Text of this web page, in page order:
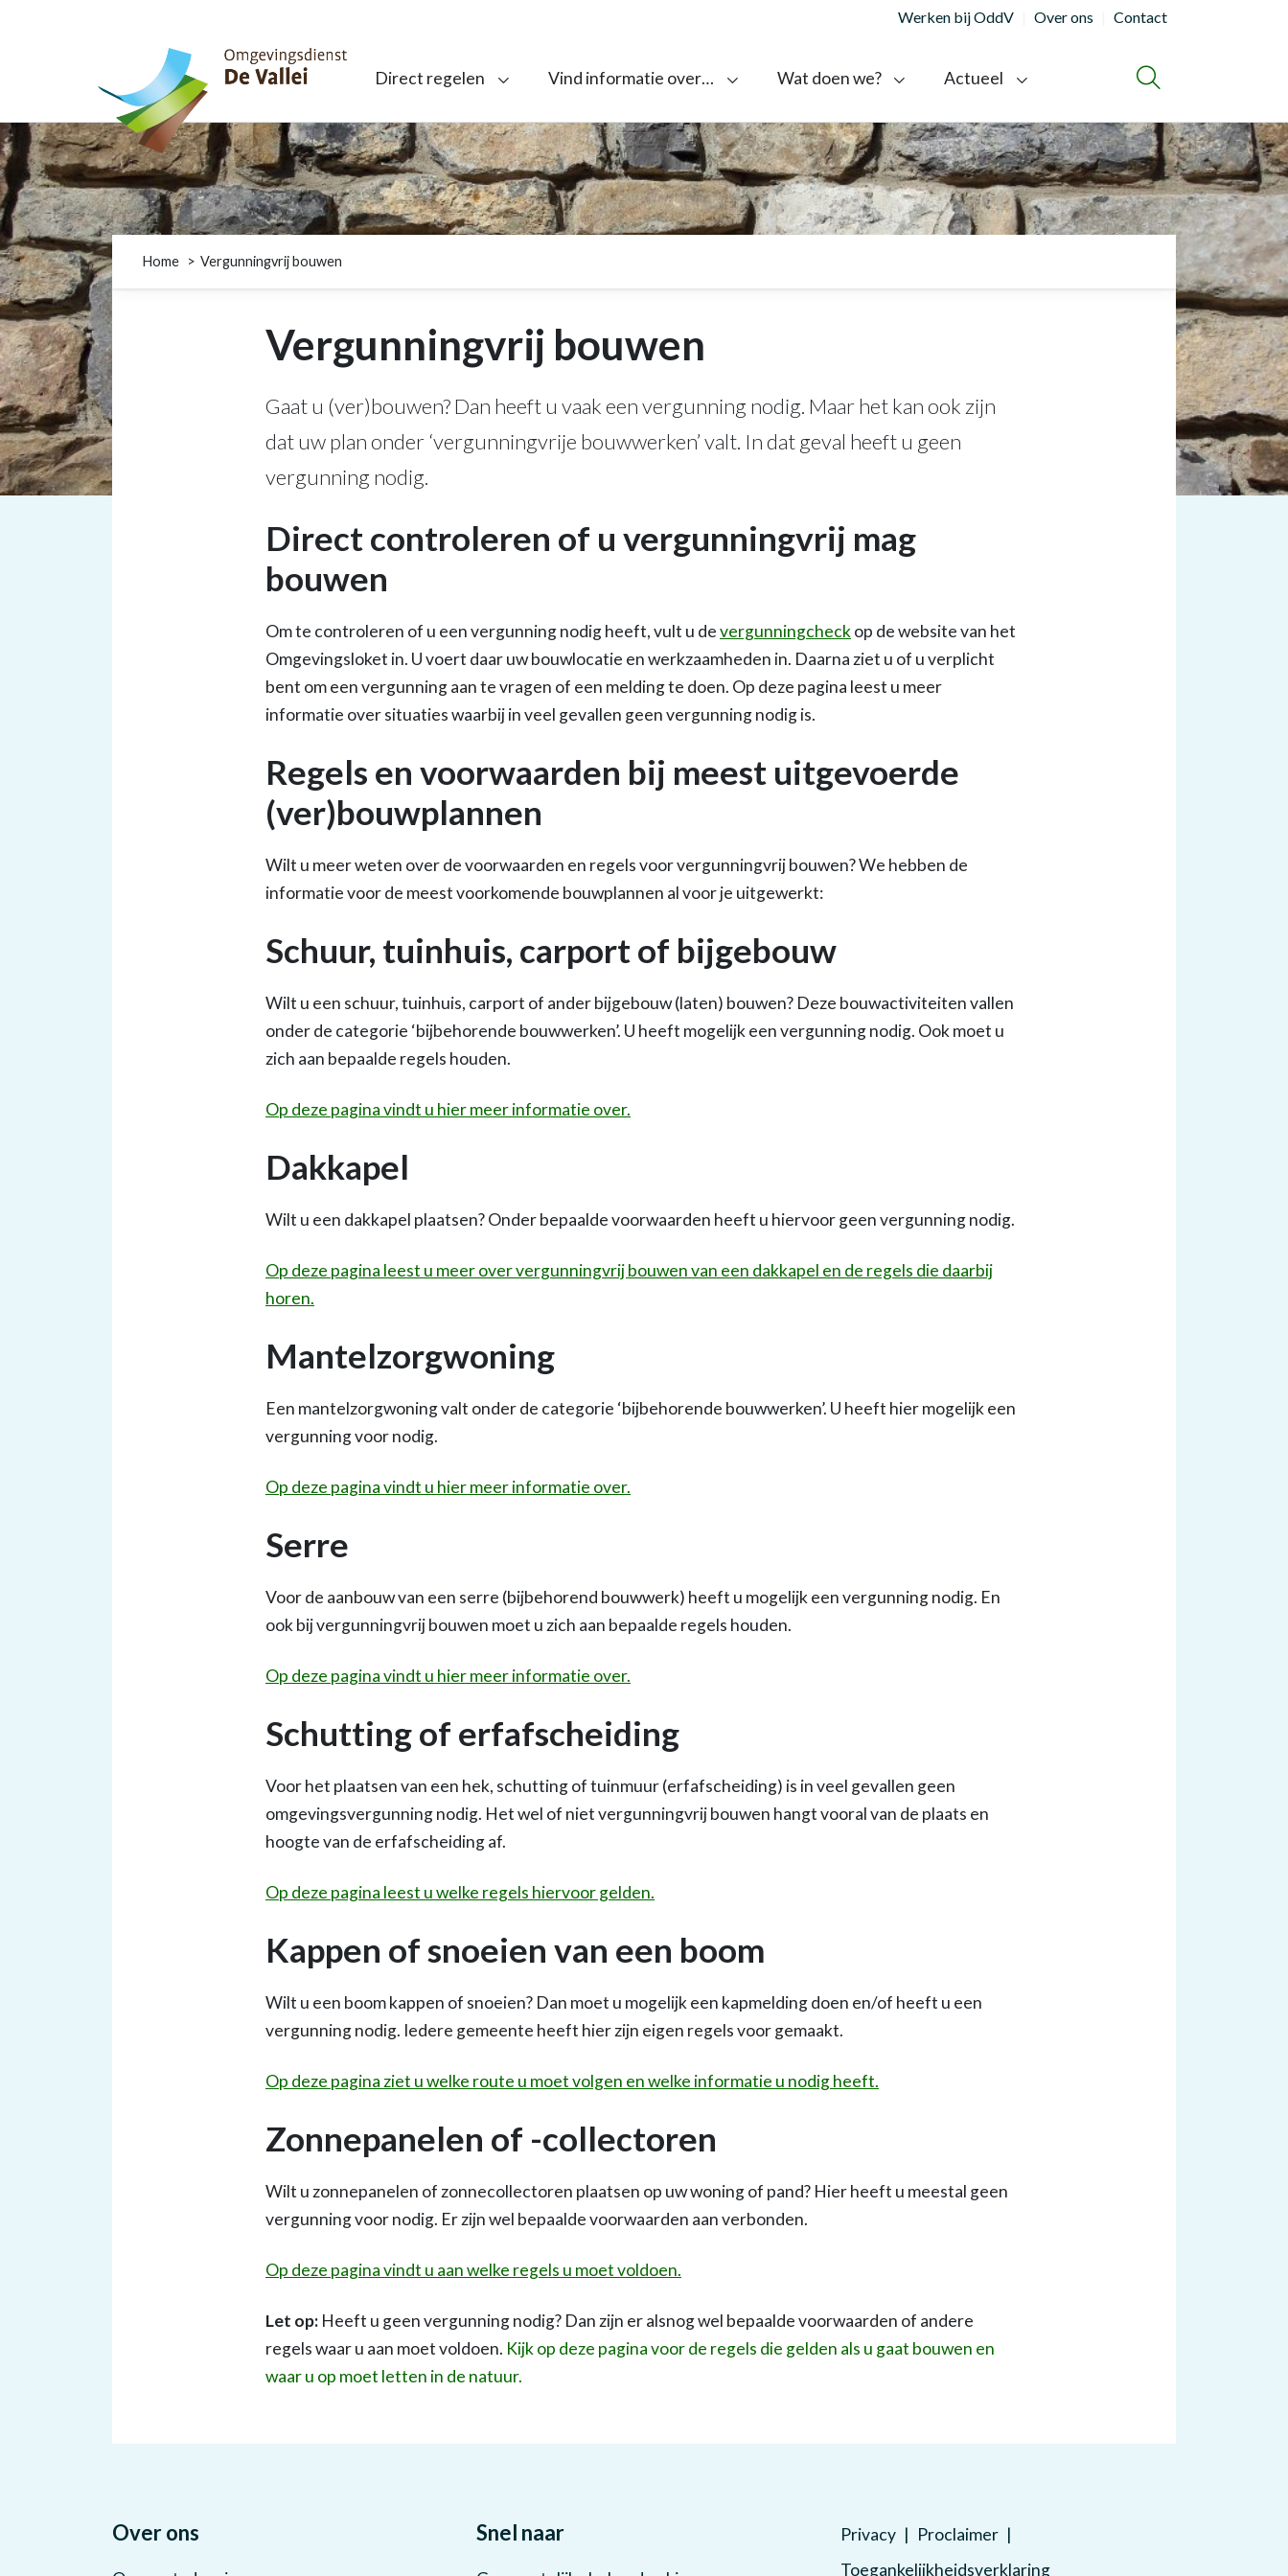
Werken bij OddV Over ons Contact
Omgevingsdienst De Vallei
Direct regelen
Vind informatie over… Wat doen we? Actueel ZOEKEN
Home Vergunningvrij bouwen
Vergunningvrij bouwen
Gaat u (ver)bouwen? Dan heeft u vaak een vergunning nodig. Maar het kan ook zijn
dat uw plan onder ‘vergunningvrije bouwwerken’ valt. In dat geval heeft u geen
vergunning nodig.
Direct controleren of u vergunningvrij mag
bouwen
Om te controleren of u een vergunning nodig heeft, vult u devergunningcheckop de website van het
Omgevingsloket in. U voert daar uw bouwlocatie en werkzaamheden in. Daarna ziet u of u verplicht
bent om een vergunning aan te vragen of een melding te doen. Op deze pagina leest u meer
informatie over situaties waarbij in veel gevallen geen vergunning nodig is.
Regels en voorwaarden bij meest uitgevoerde
(ver)bouwplannen
Wilt u meer weten over de voorwaarden en regels voor vergunningvrij bouwen? We hebben de
informatie voor de meest voorkomende bouwplannen al voor je uitgewerkt:
Schuur, tuinhuis, carport of bijgebouw
Wilt u een schuur, tuinhuis, carport of ander bijgebouw (laten) bouwen? Deze bouwactiviteiten vallen
onder de categorie ‘bijbehorende bouwwerken’. U heeft mogelijk een vergunning nodig. Ook moet u
zich aan bepaalde regels houden.
Op deze pagina vindt u hier meer informatie over.
Dakkapel
Wilt u een dakkapel plaatsen? Onder bepaalde voorwaarden heeft u hiervoor geen vergunning nodig.
Op deze pagina leest u meer over vergunningvrij bouwen van een dakkapel en de regels die daarbij
horen.
Mantelzorgwoning
Een mantelzorgwoning valt onder de categorie ‘bijbehorende bouwwerken’. U heeft hier mogelijk een
vergunning voor nodig.
Op deze pagina vindt u hier meer informatie over.
Serre
Voor de aanbouw van een serre (bijbehorend bouwwerk) heeft u mogelijk een vergunning nodig. En
ook bij vergunningvrij bouwen moet u zich aan bepaalde regels houden.
Op deze pagina vindt u hier meer informatie over.
Schutting of erfafscheiding
Voor het plaatsen van een hek, schutting of tuinmuur (erfafscheiding) is in veel gevallen geen
omgevingsvergunning nodig. Het wel of niet vergunningvrij bouwen hangt vooral van de plaats en
hoogte van de erfafscheiding af.
Op deze pagina leest u welke regels hiervoor gelden.
Kappen of snoeien van een boom
Wilt u een boom kappen of snoeien? Dan moet u mogelijk een kapmelding doen en/of heeft u een
vergunning nodig. Iedere gemeente heeft hier zijn eigen regels voor gemaakt.
Op deze pagina ziet u welke route u moet volgen en welke informatie u nodig heeft.
Zonnepanelen of -collectoren
Wilt u zonnepanelen of zonnecollectoren plaatsen op uw woning of pand? Hier heeft u meestal geen
vergunning voor nodig. Er zijn wel bepaalde voorwaarden aan verbonden.
Op deze pagina vindt u aan welke regels u moet voldoen.
Let op: Heeft u geen vergunning nodig? Dan zijn er alsnog wel bepaalde voorwaarden of andere
regels waar u aan moet voldoen. Kijk op deze pagina voor de regels die gelden als u gaat bouwen en
waar u op moet letten in de natuur.
Over ons Snel naar Privacy
Proclaimer
Toegankelijkheidsverklaring